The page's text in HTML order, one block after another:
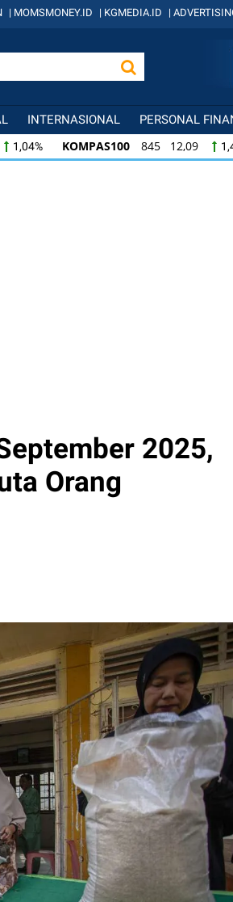
| MOMSMONEY.ID | KGMEDIA.ID |
INTERNASIONAL PERSONAL
1,04% KOMPAS100 845 12,09
1,45% LQ45 640 9,44
2025,
Orang